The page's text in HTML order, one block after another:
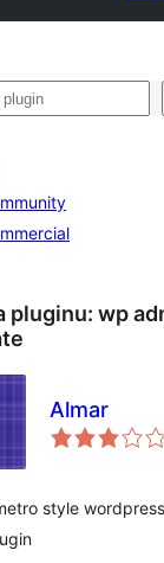
pluginu: wp
Almar
style